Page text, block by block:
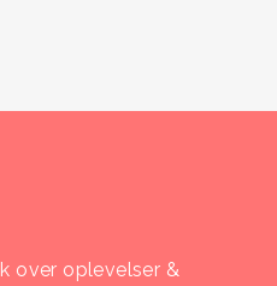
over oplevelser &